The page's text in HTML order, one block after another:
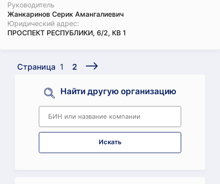
Руководитель
Жанкаринов Серик Амангалиевич
Юридический адрес:
ПРОСПЕКТ РЕСПУБЛИКИ, 6/2, КВ 1
Страница 1 2
Найти другую организацию
Искать